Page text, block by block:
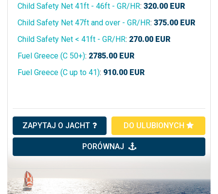
Child Safety Net 41ft - 46ft - GR/HR: 320.00 EUR
Child Safety Net 47ft and over - GR/HR: 375.00 EUR
Child Safety Net < 41ft - GR/HR: 270.00 EUR
Fuel Greece (C 50+): 2785.00 EUR
Fuel Greece (C up to 41): 910.00 EUR
ZAPYTAJ O JACHT DO ULUBIONYCH
PORÓWNAJ